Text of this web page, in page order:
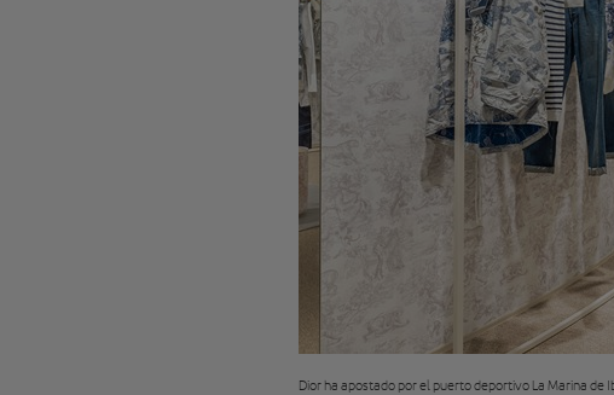
Dior ha apostado por el puerto deportivo La Marina de